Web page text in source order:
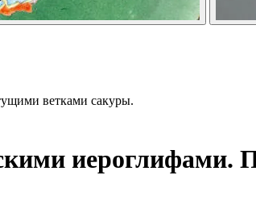
ветками сакуры.
иероглифами.